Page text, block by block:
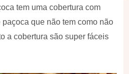
tem uma cobertura com
que não tem como não
a cobertura são super fáceis